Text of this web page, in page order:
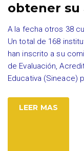
obtener su
A la fecha otros 38
Un total de 168
han inscrito a su
de Evaluación,
Educativa (Sineace)
LEER MAS